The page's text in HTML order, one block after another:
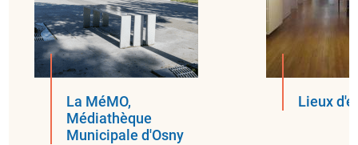
La MéMO,
Médiathèque
Municipale d'Osny
Lieux